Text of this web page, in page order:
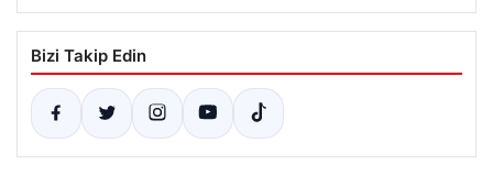
Bizi Takip Edin